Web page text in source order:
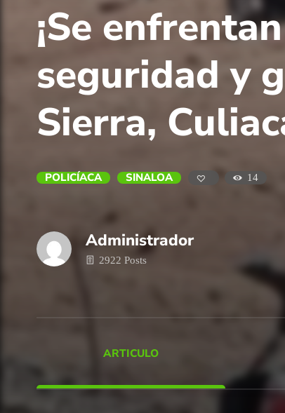
¡Se
seguridad y
Sierra,
POLICÍACA SINALOA 14
Administrador
2922 Posts
ARTICULO